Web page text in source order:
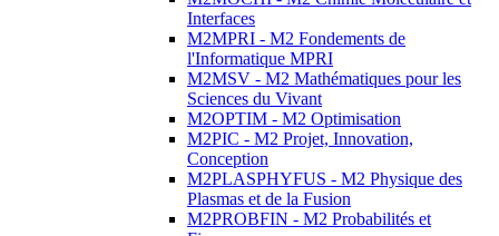
Interfaces
M2MPRI - M2 Fondements de
l'Informatique MPRI
M2MSV - M2 Mathématiques pour les
Sciences du Vivant
M2OPTIM - M2 Optimisation
M2PIC - M2 Projet, Innovation,
Conception
M2PLASPHYFUS - M2 Physique des
Plasmas et de la Fusion
M2PROBFIN - M2 Probabilités et